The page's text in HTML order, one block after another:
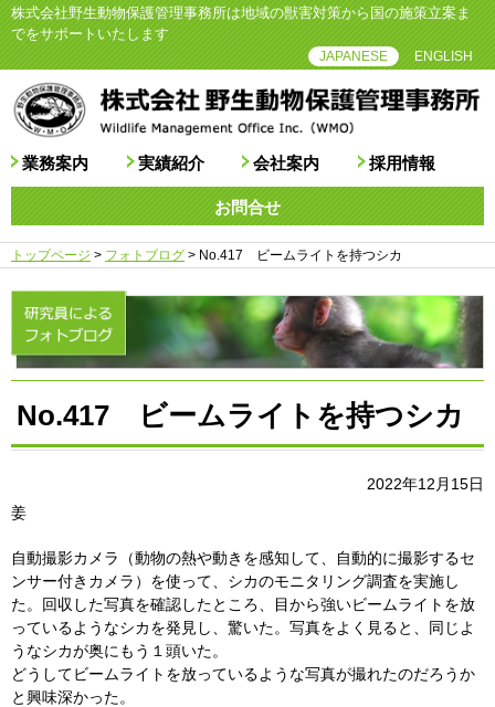
株式会社野生動物保護管理事務所は地域の獣害対策から国の施策立案ま
でをサポートいたします
JAPANESE ENGLISH
業務案内 実績紹介 会社案内 採用情報
お問合せ
トップページ > フォトブログ > No.417 ビームライトを持つシカ
No.417 ビームライトを持つシカ
2022年12月15日
姜
自動撮影カメラ（動物の熱や動きを感知して、自動的に撮影するセ
ンサー付きカメラ）を使って、シカのモニタリング調査を実施し
た。回収した写真を確認したところ、目から強いビームライトを放
っているようなシカを発見し、驚いた。写真をよく見ると、同じよ
うなシカが奥にもう１頭いた。
どうしてビームライトを放っているような写真が撮れたのだろうか
と興味深かった。